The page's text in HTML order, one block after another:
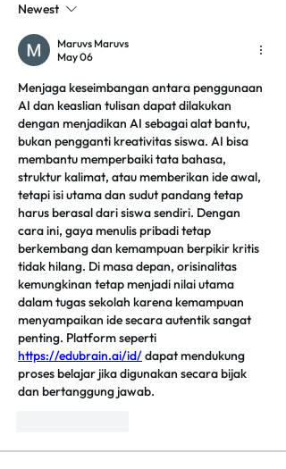
Newest
Maruvs Maruvs
May 06
Menjaga keseimbangan antara penggunaan
AI dan keaslian tulisan dapat dilakukan
dengan menjadikan AI sebagai alat bantu,
bukan pengganti kreativitas siswa. AI bisa
membantu memperbaiki tata bahasa,
struktur kalimat, atau memberikan ide awal,
tetapi isi utama dan sudut pandang tetap
harus berasal dari siswa sendiri. Dengan
cara ini, gaya menulis pribadi tetap
berkembang dan kemampuan berpikir kritis
tidak hilang. Di masa depan, orisinalitas
kemungkinan tetap menjadi nilai utama
dalam tugas sekolah karena kemampuan
menyampaikan ide secara autentik sangat
https://edubrain.ai/id/ dapat mendukung
proses belajar jika digunakan secara bijak
dan bertanggung jawab.